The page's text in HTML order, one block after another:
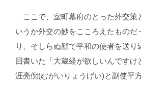
ここで、室町幕府のとった外交策
いうか外交の妙をこころえたものだ
り、そしらぬ顔で平和の使者を送り
回書いた「大蔵経が欲しいんですけ
涯亮倪(むがいりょうげい)と副使平